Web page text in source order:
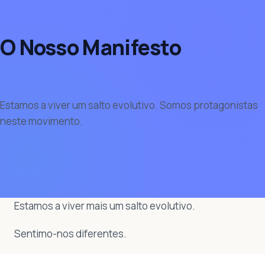
O Nosso Manifesto
Estamos a viver um salto evolutivo. Somos protagonistas
neste movimento.
Estamos a viver mais um salto evolutivo.
Sentimo-nos diferentes.